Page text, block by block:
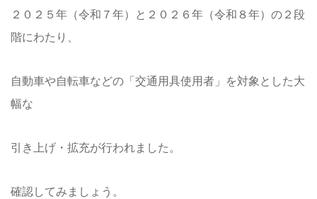
２０２５年（令和７年）と２０２６年（令和８年）の２段
階にわたり、
自動車や自転車などの「交通用具使用者」を対象とした大
幅な
引き上げ・拡充が行われました。
確認してみましょう。